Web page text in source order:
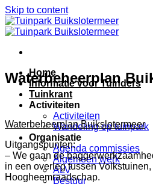
Skip to content
Home
Informatie voor Tuinders
Tuinkrant
Activiteiten
Activiteiten
Wandeling op tuinpark
Organisatie
Agenda commissies
Algemeen werk
ALV
Bestuur
Waterbeheerplan
Waterbeheerplan Buikslotermeer
Uitgangspunten:
– We gaan de
in een overleg tussen
Hoogheemraadschap.